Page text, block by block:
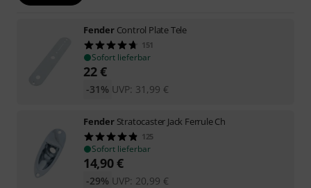
Fender Control Plate Tele
151
Sofort lieferbar
22€
UVP: 31,99 €
-31%
Fender Stratocaster Jack Ferrule Ch
125
Sofort lieferbar
14,90€
UVP: 20,99 €
-29%